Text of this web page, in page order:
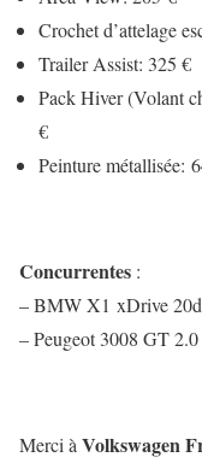
Crochet d’attelage
Trailer Assist: 325 €
Pack Hiver (Volant
€
Peinture métallisée:
Concurrentes :
– BMW X1 xDrive
– Peugeot 3008 GT
Merci à Volkswagen